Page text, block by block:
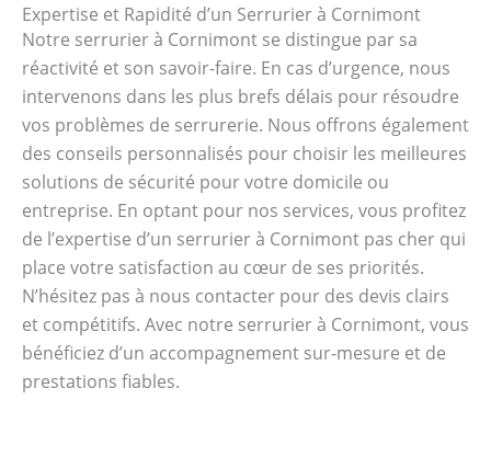
Expertise et Rapidité d’un Serrurier à Cornimont
Notre serrurier à Cornimont se distingue par sa
réactivité et son savoir-faire. En cas d’urgence, nous
intervenons dans les plus brefs délais pour résoudre
vos problèmes de serrurerie. Nous offrons également
des conseils personnalisés pour choisir les meilleures
solutions de sécurité pour votre domicile ou
entreprise. En optant pour nos services, vous profitez
de l’expertise d’un serrurier à Cornimont pas cher qui
place votre satisfaction au cœur de ses priorités.
N’hésitez pas à nous contacter pour des devis clairs
et compétitifs. Avec notre serrurier à Cornimont, vous
bénéficiez d’un accompagnement sur-mesure et de
prestations fiables.